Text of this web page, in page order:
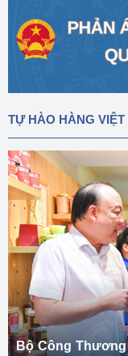
TỰ HÀO HÀNG
Bộ Công